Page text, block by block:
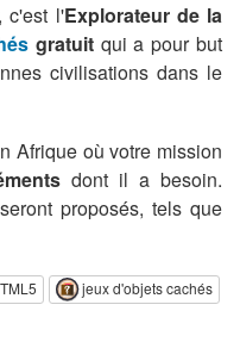
c'est l'Explorateur de la
gratuitqui a pour but
civilisations dans le
Afrique où votre mission
dont il a besoin.
proposés, tels que
jeux d'objets cachés